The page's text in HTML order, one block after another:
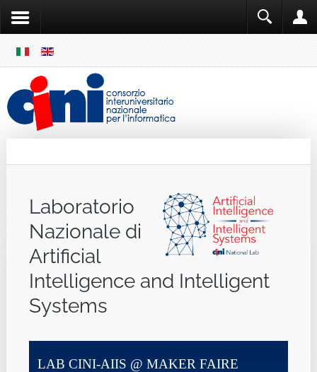
MENU
Laboratorio
Nazionale di
Artificial
Intelligence and Intelligent
Systems
FAIRE
OSSERVATORIO SULLA